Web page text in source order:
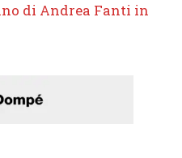
di Andrea Fanti in